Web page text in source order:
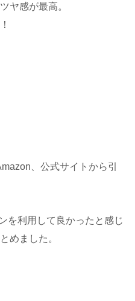
ツヤ感が最高。
、公式サイトから引
を利用して良かったと感じ
めました。